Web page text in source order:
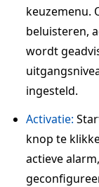
keuzemenu.
beluisteren,
wordt
ingesteld.
Activatie:
knop te
actieve